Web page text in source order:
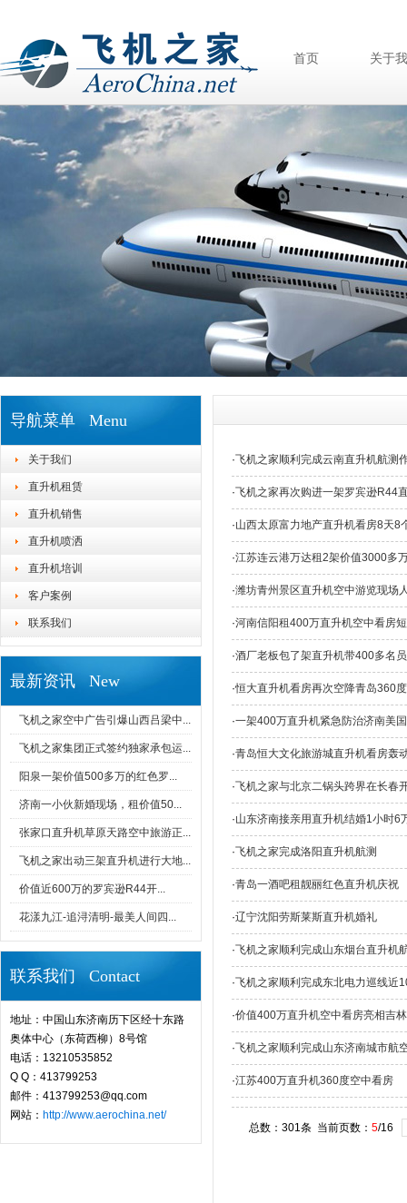
首页 关于
导航菜单 Menu
关于我们
直升机租赁
直升机销售
直升机喷洒
直升机培训
客户案例
联系我们
最新资讯 New
飞机之家空中广告引爆山西吕梁中...
飞机之家集团正式签约独家承包运...
阳泉一架价值500多万的红色罗...
济南一小伙新婚现场，租价值50...
张家口直升机草原天路空中旅游正...
飞机之家出动三架直升机进行大地...
价值近600万的罗宾逊R44开...
花漾九江-追浔清明-最美人间四...
联系我们 Contact
地址：中国山东济南历下区经十东路
奥体中心（东荷西柳）8号馆
电话：13210535852
Q Q：413799253
邮件：413799253@qq.com
网站： http://www.aerochina.net/
·飞机之家顺利完成云南直升机航测
·飞机之家再次购进一架罗宾逊R44
·山西太原富力地产直升机看房8天8
·江苏连云港万达租2架价值3000多
·潍坊青州景区直升机空中游览现场
·河南信阳租400万直升机空中看房
·酒厂老板包了架直升机带400多名
·恒大直升机看房再次空降青岛360
·一架400万直升机紧急防治济南美
·青岛恒大文化旅游城直升机看房轰
·飞机之家与北京二锅头跨界在长春
·山东济南接亲用直升机结婚1小时6
·飞机之家完成洛阳直升机航测
·青岛一酒吧租靓丽红色直升机庆祝
·辽宁沈阳劳斯莱斯直升机婚礼
·飞机之家顺利完成山东烟台直升机
·飞机之家顺利完成东北电力巡线近
·价值400万直升机空中看房亮相吉
·飞机之家顺利完成山东济南城市航
·江苏400万直升机360度空中看房
总数：301条 当前页数： 5/16